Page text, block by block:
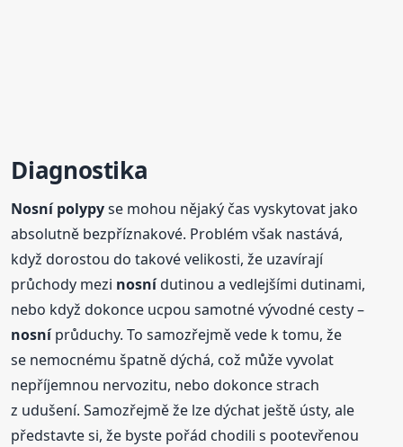
Diagnostika
Nosní polypyse mohou nějaký čas vyskytovat jako
absolutně bezpříznakové. Problém však nastává,
když dorostou do takové velikosti, že uzavírají
průchody mezi nosnídutinou a vedlejšími dutinami,
nebo když dokonce ucpou samotné vývodné cesty –
nosníprůduchy. To samozřejmě vede k tomu, že
se nemocnému špatně dýchá, což může vyvolat
nepříjemnou nervozitu, nebo dokonce strach
z udušení. Samozřejmě že lze dýchat ještě ústy, ale
představte si, že byste pořád chodili s pootevřenou